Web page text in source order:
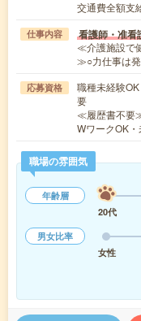
交通費全額支
仕事内容 看護師・准看
≪介護施設で
≫○力仕事は
応募資格
職種未経験
要
≪履歴書不要
WワークOK
職場の雰囲気
年齢層
20代
男女比率
女性